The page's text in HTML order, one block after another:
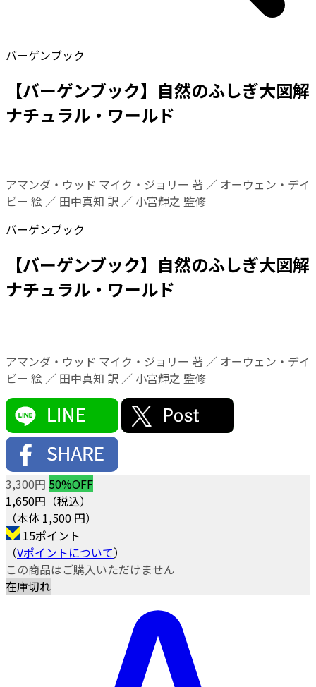
バーゲンブック
【バーゲンブック】自然のふしぎ大図解
ナチュラル・ワールド
アマンダ・ウッド マイク・ジョリー 著 ／ オーウェン・デイ
ビー 絵 ／ 田中真知 訳 ／ 小宮輝之 監修
バーゲンブック
【バーゲンブック】自然のふしぎ大図解
ナチュラル・ワールド
アマンダ・ウッド マイク・ジョリー 著 ／ オーウェン・デイ
ビー 絵 ／ 田中真知 訳 ／ 小宮輝之 監修
3,300円 50%OFF
1,650円（税込）
（本体 1,500 円）
15ポイント
（Vポイントについて）
この商品はご購入いただけません
在庫切れ